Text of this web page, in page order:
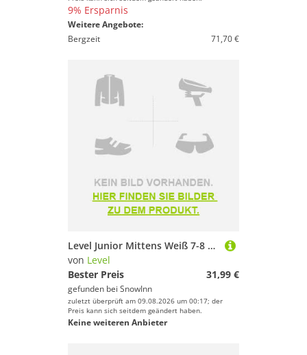
9% Ersparnis
Weitere Angebote:
Bergzeit
71,70 €
Level Junior Mittens Weiß 7-8 Years Mädchen
von Level
Bester Preis
31,99 €
gefunden bei SnowInn
zuletzt überprüft am 09.08.2026 um 00:17; der
Preis kann sich seitdem geändert haben.
Keine weiteren Anbieter